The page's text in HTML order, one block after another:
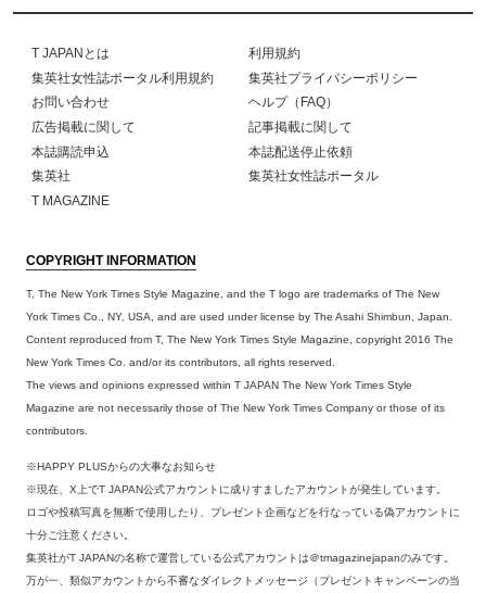
T JAPANとは
利用規約
集英社女性誌ポータル利用規約
集英社プライバシーポリシー
お問い合わせ
ヘルプ（FAQ）
広告掲載に関して
記事掲載に関して
本誌購読申込
本誌配送停止依頼
集英社
集英社女性誌ポータル
T MAGAZINE
COPYRIGHT INFORMATION
T, The New York Times Style Magazine, and the T logo are trademarks of The New
York Times Co., NY, USA, and are used under license by The Asahi Shimbun, Japan.
Content reproduced from T, The New York Times Style Magazine, copyright 2016 The
New York Times Co. and/or its contributors, all rights reserved.
The views and opinions expressed within T JAPAN The New York Times Style
Magazine are not necessarily those of The New York Times Company or those of its
contributors.
※HAPPY PLUSからの大事なお知らせ
※現在、X上でT JAPAN公式アカウントに成りすましたアカウントが発生しています。
ロゴや投稿写真を無断で使用したり、プレゼント企画などを行なっている偽アカウントに
十分ご注意ください。
集英社がT JAPANの名称で運営している公式アカウントは＠tmagazinejapanのみです。
万が一、類似アカウントから不審なダイレクトメッセージ（プレゼントキャンペーンの当